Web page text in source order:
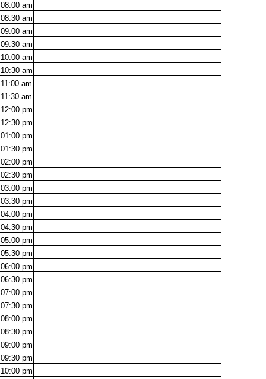
08:00 am
08:30 am
09:00 am
09:30 am
10:00 am
10:30 am
11:00 am
11:30 am
12:00 pm
12:30 pm
01:00 pm
01:30 pm
02:00 pm
02:30 pm
03:00 pm
03:30 pm
04:00 pm
04:30 pm
05:00 pm
05:30 pm
06:00 pm
06:30 pm
07:00 pm
07:30 pm
08:00 pm
08:30 pm
09:00 pm
09:30 pm
10:00 pm